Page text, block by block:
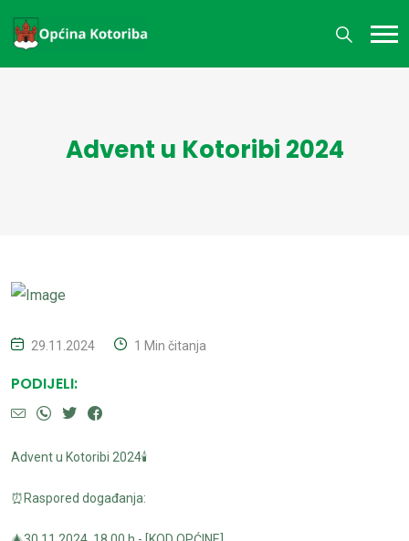
Advent u Kotoribi 2024
29.11.2024 1 Min čitanja
PODIJELI:
Advent u Kotoribi 2024🕯️
⏰Raspored događanja: